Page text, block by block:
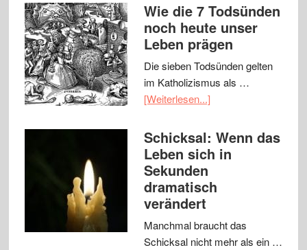
Wie die 7 Todsünden
noch heute unser
Leben prägen
Die sieben Todsünden gelten
im Katholizismus als …
[Weiterlesen...]
Schicksal: Wenn das
Leben sich in
Sekunden
dramatisch
verändert
Manchmal braucht das
Schicksal nicht mehr als ein …